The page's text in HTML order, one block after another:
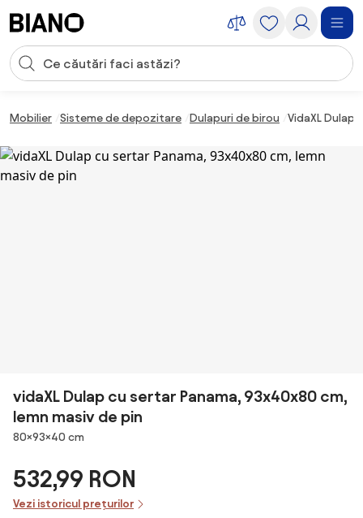
Introducerea căutării
Mobilier Sisteme de depozitare Dulapuri de birou VidaXL Dulap
vidaXL Dulap cu sertar Panama, 93x40x80 cm,
lemn masiv de pin
Dimensiuni
80×93×40 cm
532,99 RON
Vezi istoricul prețurilor